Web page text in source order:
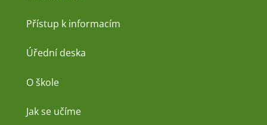
Přístup k informacím
Úřední deska
O škole
Jak se učíme